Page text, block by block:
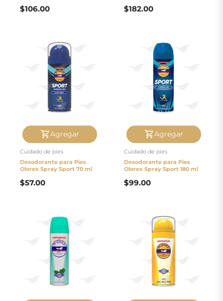
$106.00 $182.00
Agregar
Cuidado de pies
Desodorante para Pies
Olorex Spray Sport 70 ml
$57.00
Agregar
Cuidado de pies
Desodorante para Pies
Olorex Spray Sport 180 ml
$99.00